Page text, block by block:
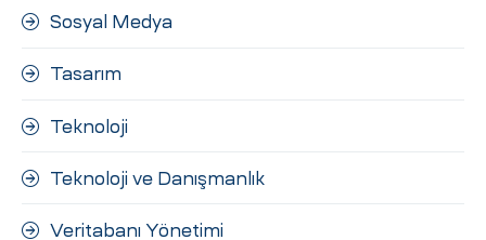
Sosyal Medya
Tasarım
Teknoloji
Teknoloji ve Danışmanlık
Veritabanı Yönetimi